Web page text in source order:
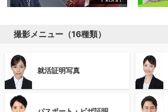
撮影メニュー（16種類）
就活証明写真